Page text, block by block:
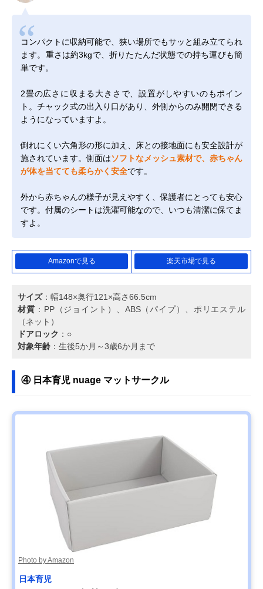
コンパクトに収納可能で、狭い場所でもサッと組み立てられ
ます。重さは約3kgで、折りたたんだ状態での持ち運びも簡
単です。
2畳の広さに収まる大きさで、設置がしやすいのもポイン
ト。チャック式の出入り口があり、外側からのみ開閉できる
ようになっていますよ。
倒れにくい六角形の形に加え、床との接地面にも安全設計が
施されています。側面はソフトなメッシュ素材で、赤ちゃん
が体を当てても柔らかく安全です。
外から赤ちゃんの様子が見えやすく、保護者にとっても安心
です。付属のシートは洗濯可能なので、いつも清潔に保てま
すよ。
Amazonで見る 楽天市場で見る
サイズ：幅148×奥行121×高さ66.5cm
材質 ：PP（ジョイント）、ABS（パイプ）、ポリエステル
（ネット）
ドアロック ：○
対象年齢 ：生後5か月～3歳6か月まで
④ 日本育児 nuage マットサークル
Photo by Amazon
日本育児